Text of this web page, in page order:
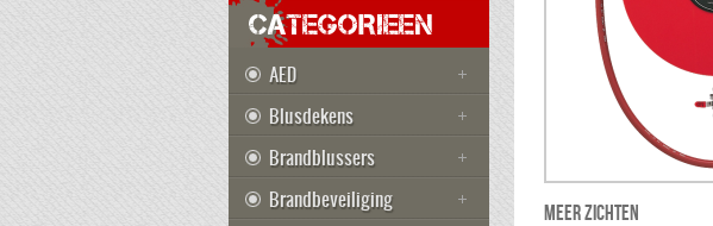
MEER ZICHTEN
CATEGORIEEN
AED
Blusdekens
Brandblussers
Brandbeveiliging